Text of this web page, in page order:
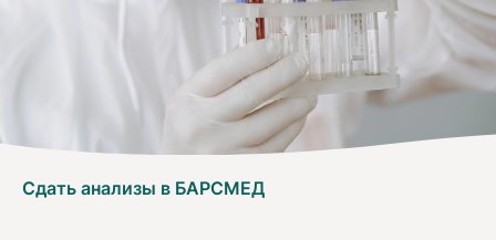
Сдать анализы в БАРСМЕД